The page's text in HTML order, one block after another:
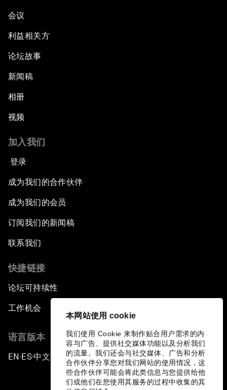
本网站使用 cookie
我们使用 Cookie 来制作贴合用户需求的内
容与广告、提供社交媒体功能以及分析我们
的流量。我们还会与社交媒体、广告和分析
合作伙伴分享您对我们网站的使用情况，这
些合作伙伴可能会将此类信息与您提供给他
们或他们在您使用其服务的过程中收集的其
会议
利益相关方
论坛故事
新闻稿
相册
视频
加入我们
登录
成为我们的合作伙伴
成为我们的会员
订阅我们的新闻稿
联系我们
快捷链接
论坛可持续性
工作机会
语言版本
EN ▪ES▪中文▪ 日本語